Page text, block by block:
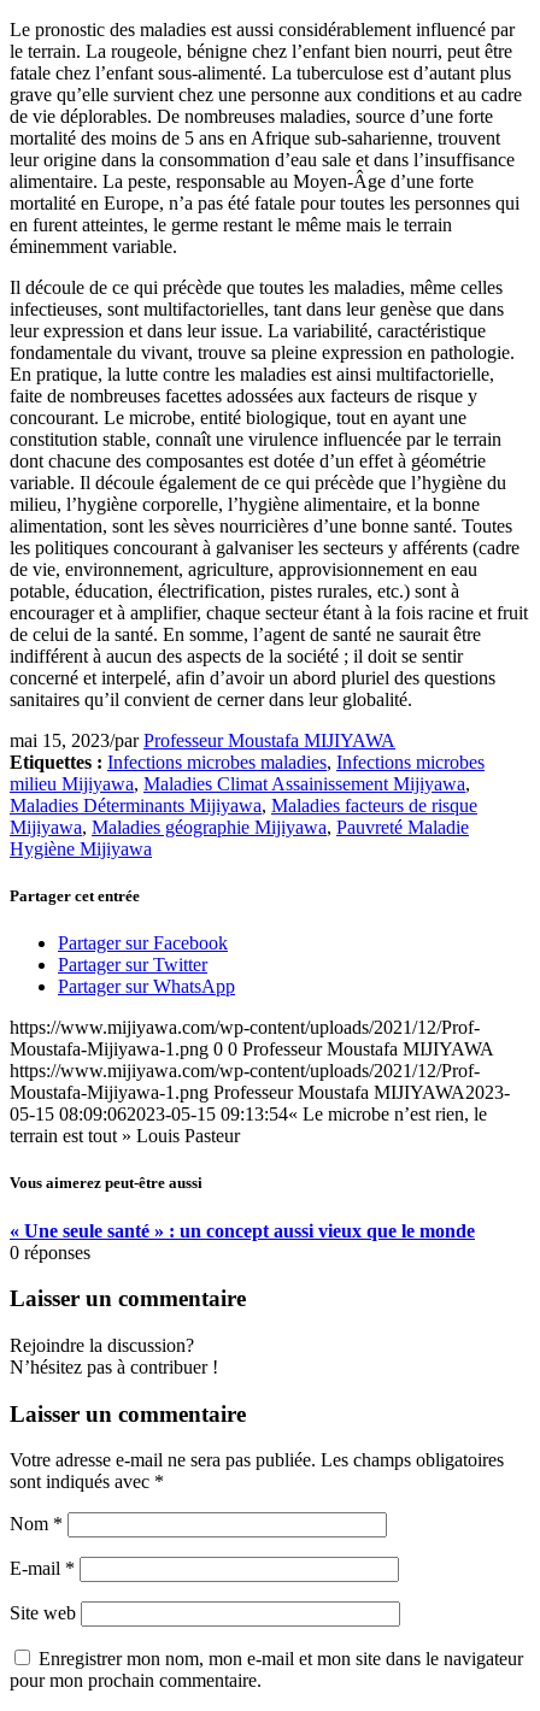
Le pronostic des maladies est aussi considérablement influencé par
le terrain. La rougeole, bénigne chez l’enfant bien nourri, peut être
fatale chez l’enfant sous-alimenté. La tuberculose est d’autant plus
grave qu’elle survient chez une personne aux conditions et au cadre
de vie déplorables. De nombreuses maladies, source d’une forte
mortalité des moins de 5 ans en Afrique sub-saharienne, trouvent
leur origine dans la consommation d’eau sale et dans l’insuffisance
alimentaire. La peste, responsable au Moyen-Âge d’une forte
mortalité en Europe, n’a pas été fatale pour toutes les personnes qui
en furent atteintes, le germe restant le même mais le terrain
éminemment variable.
Il découle de ce qui précède que toutes les maladies, même celles
infectieuses, sont multifactorielles, tant dans leur genèse que dans
leur expression et dans leur issue. La variabilité, caractéristique
fondamentale du vivant, trouve sa pleine expression en pathologie.
En pratique, la lutte contre les maladies est ainsi multifactorielle,
faite de nombreuses facettes adossées aux facteurs de risque y
concourant. Le microbe, entité biologique, tout en ayant une
constitution stable, connaît une virulence influencée par le terrain
dont chacune des composantes est dotée d’un effet à géométrie
variable. Il découle également de ce qui précède que l’hygiène du
milieu, l’hygiène corporelle, l’hygiène alimentaire, et la bonne
alimentation, sont les sèves nourricières d’une bonne santé. Toutes
les politiques concourant à galvaniser les secteurs y afférents (cadre
de vie, environnement, agriculture, approvisionnement en eau
potable, éducation, électrification, pistes rurales, etc.) sont à
encourager et à amplifier, chaque secteur étant à la fois racine et fruit
de celui de la santé. En somme, l’agent de santé ne saurait être
indifférent à aucun des aspects de la société ; il doit se sentir
concerné et interpelé, afin d’avoir un abord pluriel des questions
sanitaires qu’il convient de cerner dans leur globalité.
mai 15, 2023/parProfesseur Moustafa MIJIYAWA
Etiquettes : Infections microbes maladies, Infections microbes
milieu Mijiyawa, Maladies Climat Assainissement Mijiyawa,
Maladies Déterminants Mijiyawa, Maladies facteurs de risque
Mijiyawa, Maladies géographie Mijiyawa, Pauvreté Maladie
Hygiène Mijiyawa
Partager cet entrée
Partager sur Facebook
Partager sur Twitter
Partager sur WhatsApp
https://www.mijiyawa.com/wp-content/uploads/2021/12/Prof-
Moustafa-Mijiyawa-1.png 0 0 Professeur Moustafa MIJIYAWA
https://www.mijiyawa.com/wp-content/uploads/2021/12/Prof-
Moustafa-Mijiyawa-1.png Professeur Moustafa MIJIYAWA2023-
05-15 08:09:062023-05-15 09:13:54« Le microbe n’est rien, le
terrain est tout » Louis Pasteur
Vous aimerez peut-être aussi
« Une seule santé » : un concept aussi vieux que le monde
0 réponses
Laisser un commentaire
Rejoindre la discussion?
N’hésitez pas à contribuer !
Laisser un commentaire
Votre adresse e-mail ne sera pas publiée. Les champs obligatoires
sont indiqués avec *
Nom *
E-mail *
Site web
Enregistrer mon nom, mon e-mail et mon site dans le navigateur
pour mon prochain commentaire.